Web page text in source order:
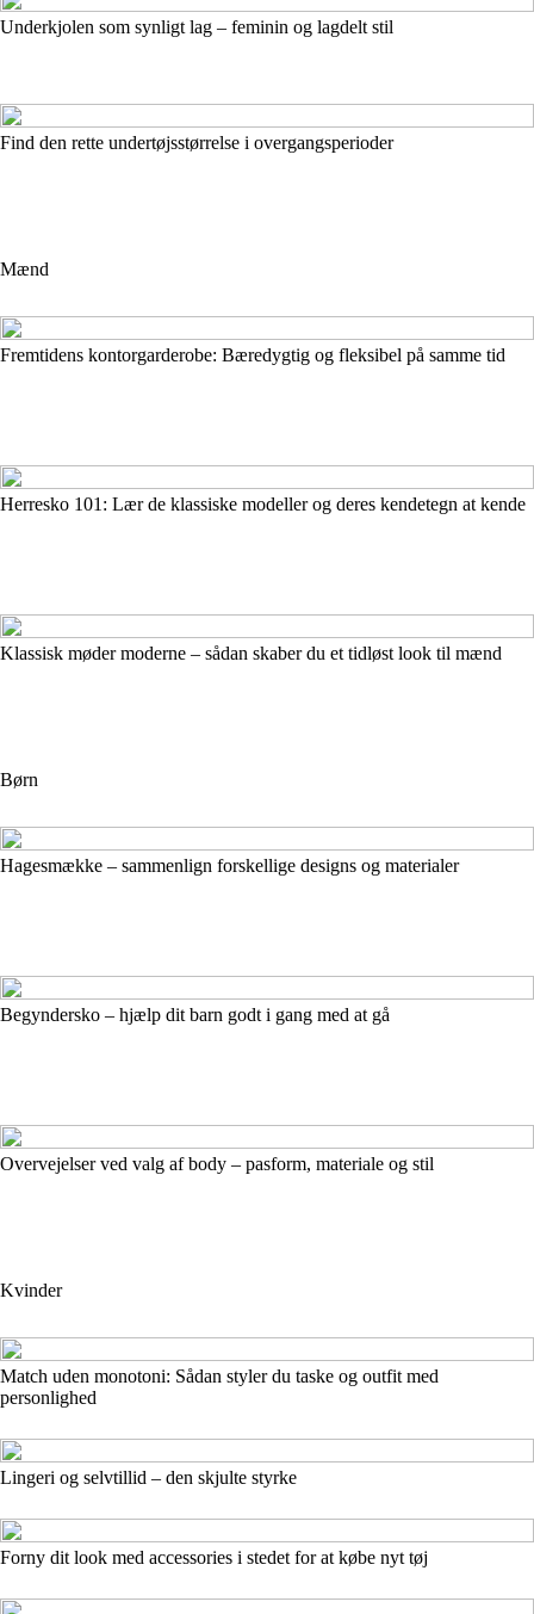
Underkjolen som synligt lag – feminin og lagdelt stil
Find den rette undertøjsstørrelse i overgangsperioder
Mænd
Fremtidens kontorgarderobe: Bæredygtig og fleksibel på samme tid
Herresko 101: Lær de klassiske modeller og deres kendetegn at kende
Klassisk møder moderne – sådan skaber du et tidløst look til mænd
Børn
Hagesmække – sammenlign forskellige designs og materialer
Begyndersko – hjælp dit barn godt i gang med at gå
Overvejelser ved valg af body – pasform, materiale og stil
Kvinder
Match uden monotoni: Sådan styler du taske og outfit med
personlighed
Lingeri og selvtillid – den skjulte styrke
Forny dit look med accessories i stedet for at købe nyt tøj